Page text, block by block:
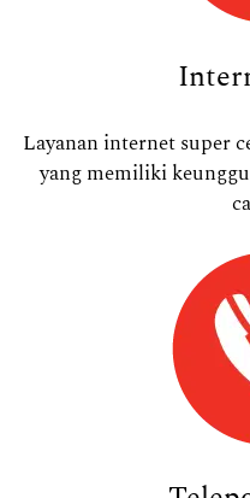
Layanan internet super
yang memiliki